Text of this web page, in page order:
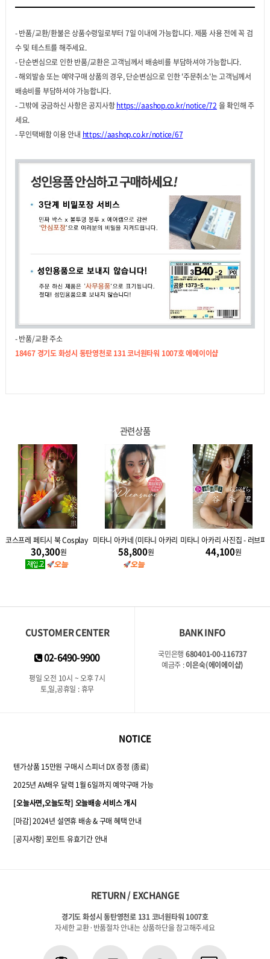
- 반품/교환/환불은 상품수령일로부터 7일 이내에 가능합니다. 제품 사용 전에 꼭 검
수 및 테스트를 해주세요.
- 단순변심으로 인한 반품/교환은 고객님께서 배송비를 부담하셔야 가능합니다.
- 해외발송 또는 예약구매 상품의 경우, 단순변심으로 인한 '주문취소'는 고객님께서
배송비를 부담하셔야 가능합니다.
- 그밖에 궁금하신 사항은 공지사항https://aashop.co.kr/notice/72 을 확인해 주
세요.
- 무인택배함 이용 안내 https://aashop.co.kr/notice/67
- 반품/교환 주소
18467 경기도 화성시 동탄영천로 131 코너원타워 1007호 에에이이샵
관련상품
온 Vermilion
코스프레 페티시 북 Cosplay Fetish Book - 미타니 아카리
30,300원
미타니 아카네 (미타니 아카리) 사진집 - 플레저 Pleasure
58,800원
미타니 아카리 사진집 - 러브파
44,100원
CUSTOMER CENTER
02-6490-9900
평일 오전 10시 ~ 오후 7시
토,일,공휴일 : 휴무
BANK INFO
국민은행 680401-00-116737
예금주 :이은숙(에이에이샵)
NOTICE
텐가상품 15만원 구매시 스피너 DX 증정 (종료)
2025년 AV배우 달력 1월 6일까지 예약구매 가능
[오늘사면,오늘도착] 오늘배송 서비스 개시
[마감] 2024년 설연휴 배송 & 구매 혜택 안내
[공지사항] 포인트 유효기간 안내
RETURN / EXCHANGE
경기도 화성시 동탄영천로 131 코너원타워 1007호
자세한 교환·반품절차 안내는 상품하단을 참고해주세요